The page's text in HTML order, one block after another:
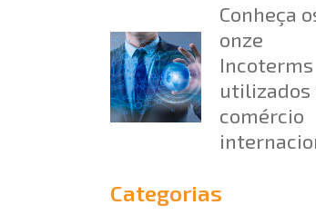
Conheça
onze
Incoterms
utilizados
comércio
Categorias